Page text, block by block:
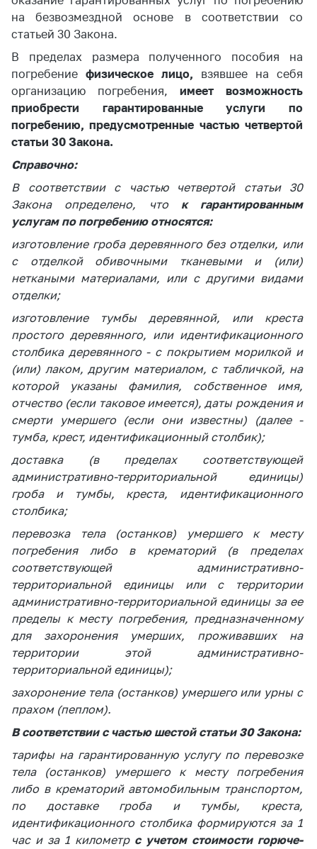
потребителей
Регулирование
деятельности
Международное
сотрудничество
Применение мер
нетарифного
Выставочная
деятельность в
Беларусь
Защита
персональных
данных
Новости
Обратиться в МАРТ
Личный прием
граждан и юр. лиц
Прямaя телефоннaя
Горячая линия
Электронные
обращения
Сообщить о росте
цен на товары
Сообщить о росте
цен на лекарства и
медицинские
изделия
Контакты
Адрес и режим
работы
Приемная
Министра
Горячая линия
Пресс-служба
Вышестоящий
государственный
орган
на безвозмездной основе в соответствии со
статьей 30 Закона.
В пределах размера полученного пособия на
погребение физическое лицо, взявшее на себя
организацию погребения, имеет возможность
приобрести гарантированные услуги по
погребению, предусмотренные частью четвертой
статьи 30 Закона.
Справочно:
В соответствии с частью четвертой статьи 30
Закона определено, чток гарантированным
услугам по погребению относятся:
изготовление гроба деревянного без отделки, или
с отделкой обивочными тканевыми и (или)
неткаными материалами, или с другими видами
отделки;
изготовление тумбы деревянной, или креста
простого деревянного, или идентификационного
столбика деревянного - с покрытием морилкой и
(или) лаком, другим материалом, с табличкой, на
которой указаны фамилия, собственное имя,
отчество (если таковое имеется), даты рождения и
смерти умершего (если они известны) (далее -
тумба, крест, идентификационный столбик);
доставка (в пределах соответствующей
административно-территориальной единицы)
гроба и тумбы, креста, идентификационного
столбика;
перевозка тела (останков) умершего к месту
погребения либо в крематорий (в пределах
соответствующей административно-
территориальной единицы или с территории
административно-территориальной единицы за ее
пределы к месту погребения, предназначенному
для захоронения умерших, проживавших на
территории этой административно-
территориальной единицы);
захоронение тела (останков) умершего или урны с
прахом (пеплом).
В соответствии с частью шестой статьи 30 Закона:
тарифы на гарантированную услугу по перевозке
тела (останков) умершего к месту погребения
либо в крематорий автомобильным транспортом,
по доставке гроба и тумбы, креста,
идентификационного столбика формируются за 1
час и за 1 километр с учетом стоимости горюче-